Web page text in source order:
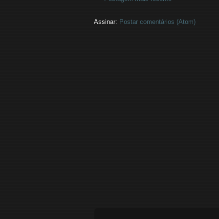
Assinar: Postar comentários (Atom)